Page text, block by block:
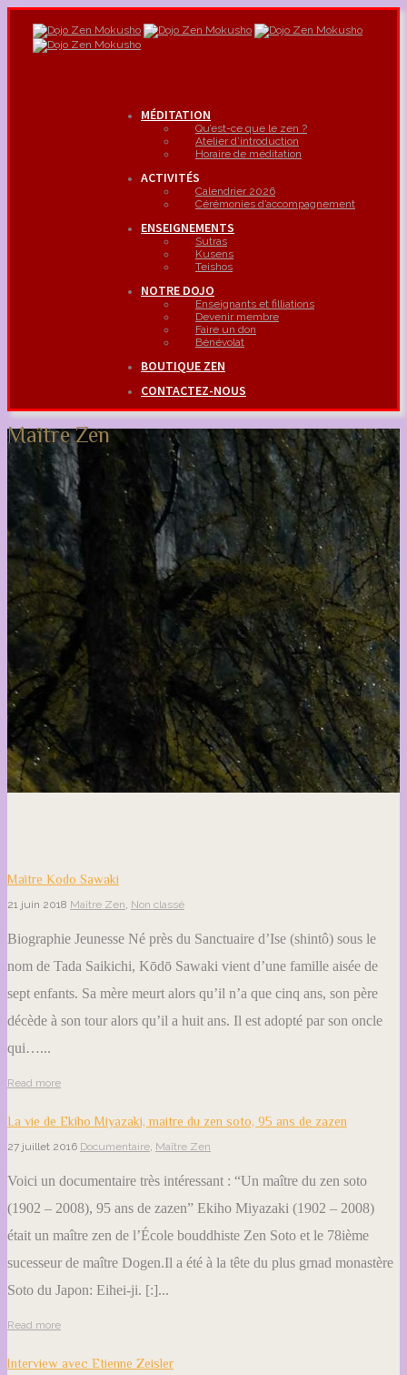
MÉDITATION
Qu’est-ce que le zen ?
Atelier d’introduction
Horaire de méditation
ACTIVITÉS
Calendrier 2026
Cérémonies d’accompagnement
ENSEIGNEMENTS
Sutras
Kusens
Teishos
NOTRE DOJO
Enseignants et filliations
Devenir membre
Faire un don
Bénévolat
BOUTIQUE ZEN
CONTACTEZ-NOUS
Maître Zen
Maître Kodo Sawaki
21 juin 2018 Maître Zen, Non classé
Biographie Jeunesse Né près du Sanctuaire d’Ise (shintô) sous le
nom de Tada Saikichi, Kōdō Sawaki vient d’une famille aisée de
sept enfants. Sa mère meurt alors qu’il n’a que cinq ans, son père
décède à son tour alors qu’il a huit ans. Il est adopté par son oncle
qui…...
Read more
La vie de Ekiho Miyazaki, maitre du zen soto, 95 ans de zazen
27 juillet 2016 Documentaire, Maître Zen
Voici un documentaire très intéressant : “Un maître du zen soto
(1902 – 2008), 95 ans de zazen” Ekiho Miyazaki (1902 – 2008)
était un maître zen de l’École bouddhiste Zen Soto et le 78ième
sucesseur de maître Dogen.Il a été à la tête du plus grnad monastère
Soto du Japon: Eihei-ji. [:]...
Read more
Interview avec Etienne Zeisler